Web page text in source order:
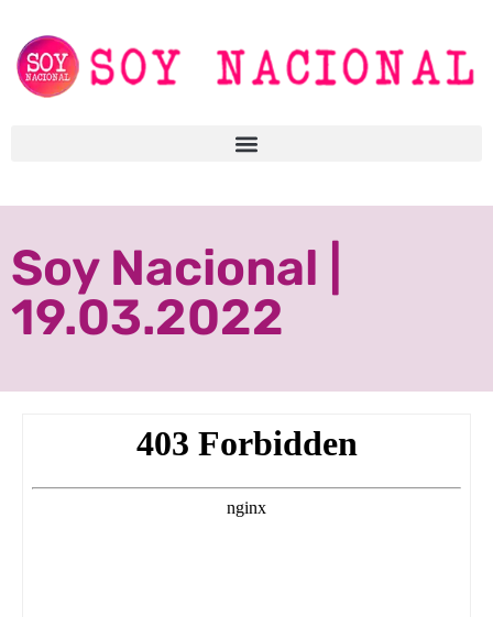
Soy Nacional |
19.03.2022